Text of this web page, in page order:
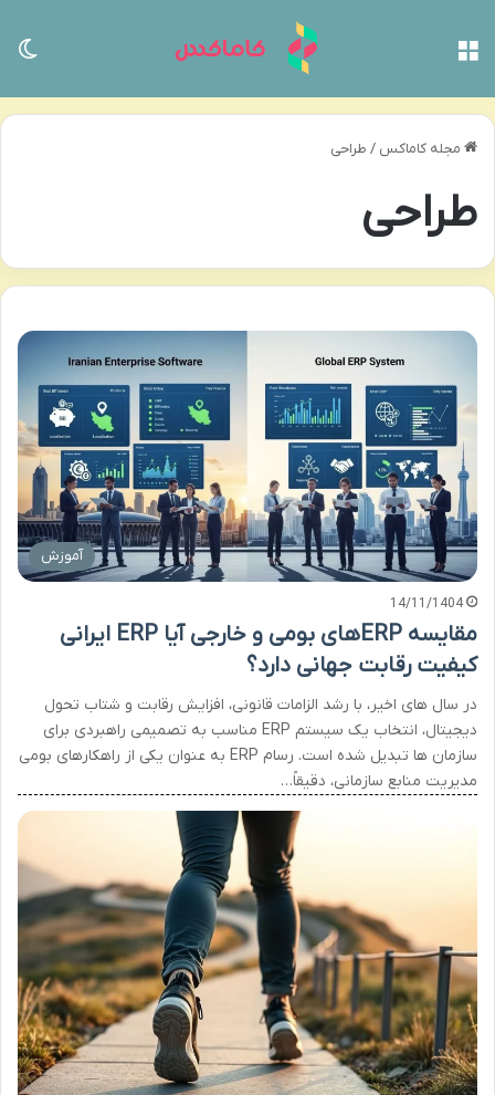
مجله کاماکس / طراحی
طراحی
آموزش
14/11/1404
مقایسه ERPهای بومی و خارجی آیا ERP ایرانی
کیفیت رقابت جهانی دارد؟
در سال های اخیر، با رشد الزامات قانونی، افزایش رقابت و شتاب تحول
دیجیتال، انتخاب یک سیستم ERP مناسب به تصمیمی راهبردی برای
سازمان ها تبدیل شده است. رسام ERP به عنوان یکی از راهکارهای بومی
مدیریت منابع سازمانی، دقیقاً…